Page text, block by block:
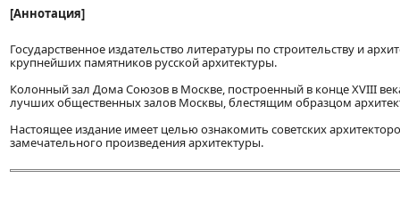
[Аннотация]
Государственное издательство литературы по строительству и
крупнейших памятников русской архитектуры.
Колонный зал Дома Союзов в Москве, построенный в конце XVIII
лучших общественных залов Москвы, блестящим образцом
Настоящее издание имеет целью ознакомить советских
замечательного произведения архитектуры.